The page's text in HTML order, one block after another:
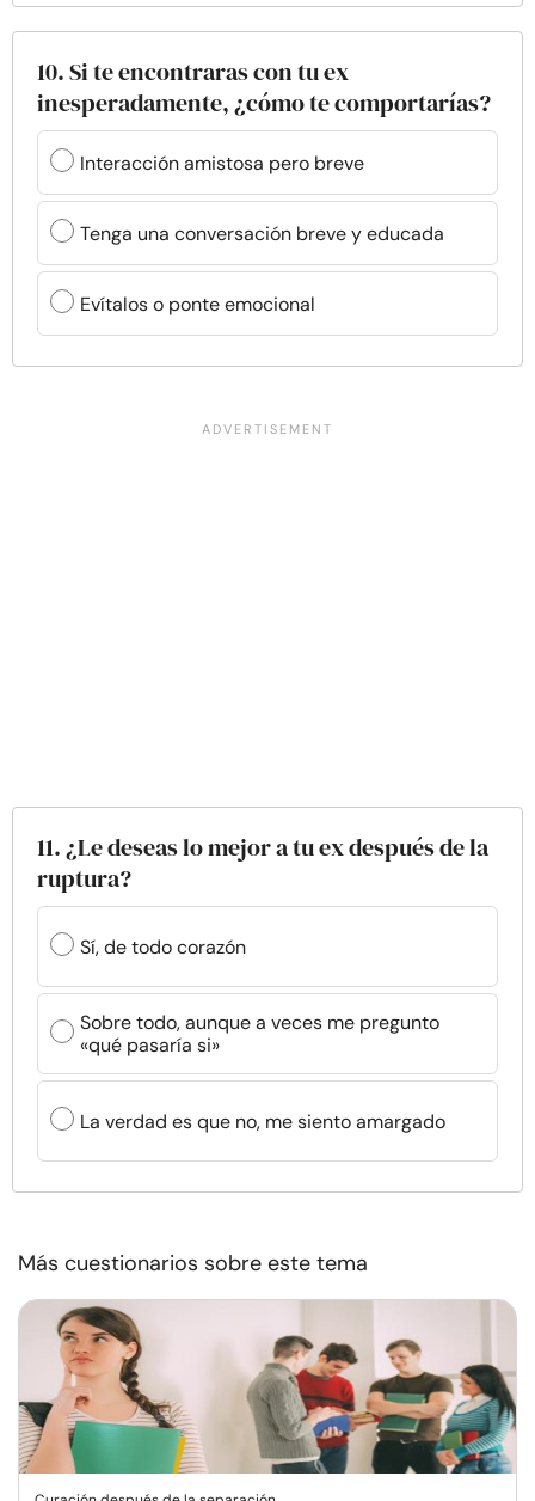
10. Si te encontraras con tu ex
inesperadamente, ¿cómo te comportarías?
Interacción amistosa pero breve
Tenga una conversación breve y educada
Evítalos o ponte emocional
11. ¿Le deseas lo mejor a tu ex después de la
ruptura?
Sí, de todo corazón
Sobre todo, aunque a veces me pregunto
«qué pasaría si»
La verdad es que no, me siento amargado
Más cuestionarios sobre este tema